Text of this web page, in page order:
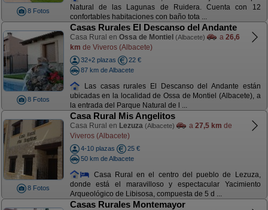
8 Fotos
Natural de las Lagunas de Ruidera. Cuenta con 12
confortables habitaciones con baño tota ...
8 Fotos
Casas Rurales El Descanso del Andante
Casa Rural en Ossa de Montiel (Albacete) a 26,6
km de Viveros (Albacete)
32+2 plazas
22 €
87 km de Albacete
Las casas rurales El Descanso del Andante están
ubicadas en la localidad de Ossa de Montiel (Albacete), a
la entrada del Parque Natural de l ...
8 Fotos
Casa Rural Mis Angelitos
Casa Rural en Lezuza (Albacete) a 27,5 km de
Viveros (Albacete)
4-10 plazas
25 €
50 km de Albacete
Casa Rural en el centro del pueblo de Lezuza,
donde está el maravilloso y espectacular Yacimiento
Arqueológico de Libisosa, compuesta de 5 d ...
Casas Rurales Montemayor